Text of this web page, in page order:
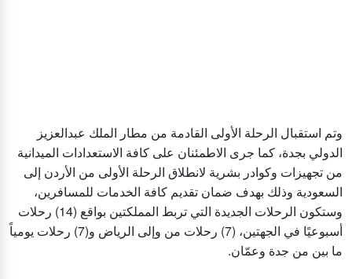
وتم استقبال الرحلة الأولى القادمة من مطار الملك عبدالعزيز
الدولي بجدة، كما جرى الاطمئنان على كافة الاستعدادات الميدانية
من تجهيزات وكوادر بشرية لانطلاق الرحلة الأولى من الأردن إلى
السعودية وذلك بهدف ضمان تقديم كافة الخدمات للمسافرين،
وستكون الرحلات الجديدة التي تربط المملكتين بواقع (14) رحلات
أسبوعيًا في الجهتين، (7) رحلات من وإلى الرياض و(7) رحلات يومياً
ما بين من جدة وعمّان.